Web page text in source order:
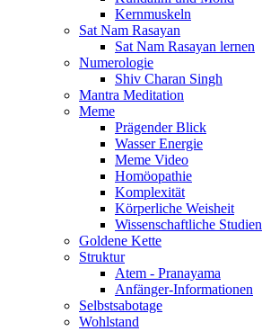
Kernmuskeln
Sat Nam Rasayan
Sat Nam Rasayan lernen
Numerologie
Shiv Charan Singh
Mantra Meditation
Meme
Prägender Blick
Wasser Energie
Meme Video
Homöopathie
Komplexität
Körperliche Weisheit
Wissenschaftliche Studien
Goldene Kette
Struktur
Atem - Pranayama
Anfänger-Informationen
Selbstsabotage
Wohlstand